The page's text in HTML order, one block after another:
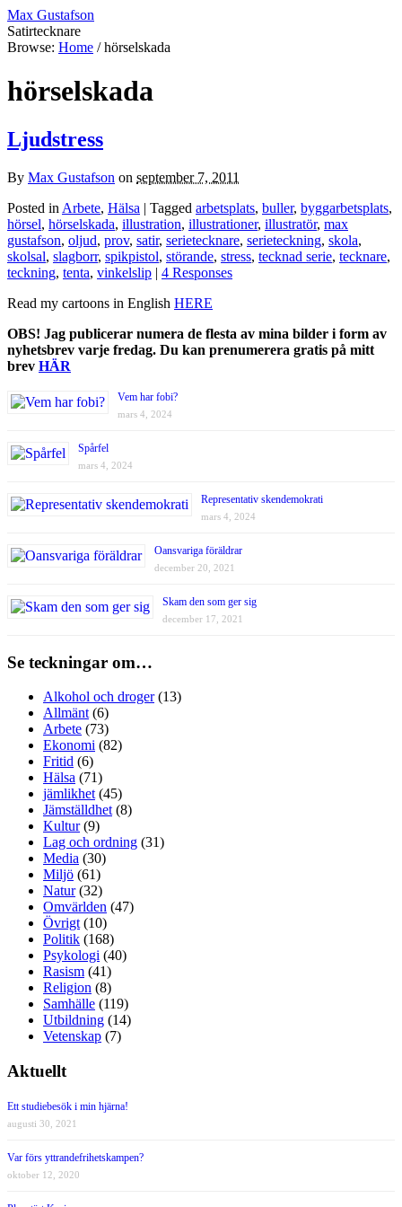
Max Gustafson
Satirtecknare
Browse: Home / hörselskada
hörselskada
Ljudstress
By Max Gustafson on september 7, 2011
Posted in Arbete, Hälsa | Tagged arbetsplats, buller, byggarbetsplats,
hörsel, hörselskada, illustration, illustrationer, illustratör, max
gustafson, oljud, prov, satir, serietecknare, serieteckning, skola,
skolsal, slagborr, spikpistol, störande, stress, tecknad serie, tecknare,
teckning, tenta, vinkelslip | 4 Responses
Read my cartoons in English HERE
OBS! Jag publicerar numera de flesta av mina bilder i form av
nyhetsbrev varje fredag. Du kan prenumerera gratis på mitt
brev HÄR
Vem har fobi?
mars 4, 2024
Spårfel
mars 4, 2024
Representativ skendemokrati
mars 4, 2024
Oansvariga föräldrar
december 20, 2021
Skam den som ger sig
december 17, 2021
Se teckningar om…
Alkohol och droger(13)
Allmänt (6)
Arbete (73)
Ekonomi (82)
Fritid (6)
Hälsa (71)
jämlikhet (45)
Jämställdhet (8)
Kultur(9)
Lag och ordning (31)
Media (30)
Miljö (61)
Natur(32)
Omvärlden (47)
Övrigt (10)
Politik (168)
Psykologi (40)
Rasism (41)
Religion (8)
Samhälle (119)
Utbildning (14)
Vetenskap (7)
Aktuellt
Ett studiebesök i min hjärna!
augusti 30, 2021
Var förs yttrandefrihetskampen?
oktober 12, 2020